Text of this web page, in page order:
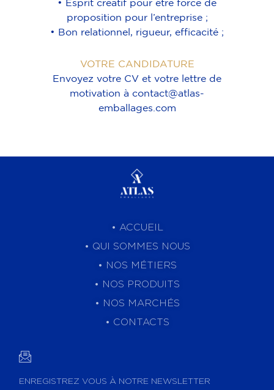
• Esprit créatif pour être force de
proposition pour l’entreprise ;
• Bon relationnel, rigueur, efficacité ;
VOTRE CANDIDATURE
Envoyez votre CV et votre lettre de
motivation à contact@atlas-
emballages.com
• ACCUEIL
• QUI SOMMES NOUS
• NOS MÉTIERS
• NOS PRODUITS
• NOS MARCHÉS
• CONTACTS
ENREGISTREZ VOUS À NOTRE NEWSLETTER